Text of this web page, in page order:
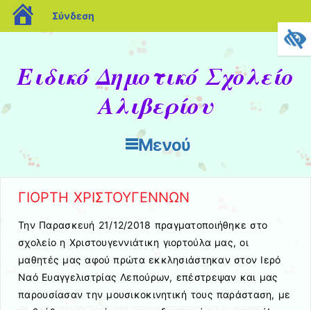
blogs.sch.gr
Σύνδεση
Ειδικό Δημοτικό Σχολείο
Αλιβερίου
Μενού
Μετάβαση στο περιεχόμενο
ΓΙΟΡΤΗ ΧΡΙΣΤΟΥΓΕΝΝΩΝ
Την Παρασκευή 21/12/2018 πραγματοποιήθηκε στο
σχολείο η Χριστουγεννιάτικη γιορτούλα μας, οι
μαθητές μας αφού πρώτα εκκλησιάστηκαν στον Ιερό
Ναό Ευαγγελιστρίας Λεπούρων, επέστρεψαν και μας
παρουσίασαν την μουσικοκινητική τους παράσταση, με